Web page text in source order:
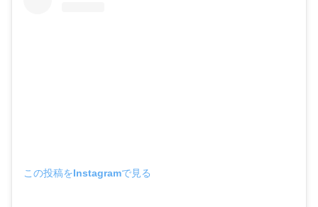
この投稿をInstagramで見る